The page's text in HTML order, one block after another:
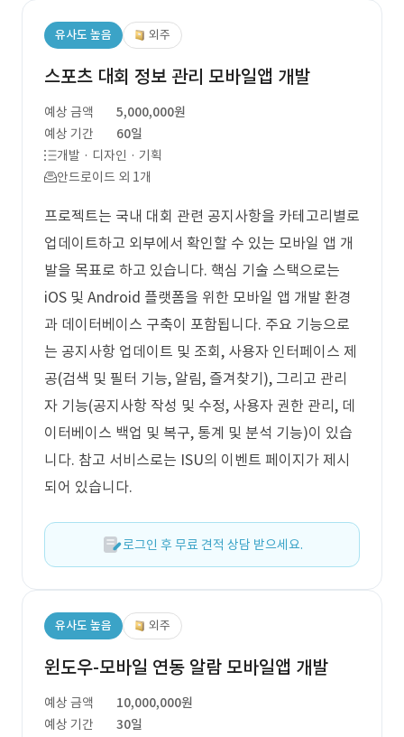
유사도 높음 외주
스포츠 대회 정보 관리 모바일앱 개발
예상 금액
5,000,000원
예상 기간
60일
개발 · 디자인 · 기획
안드로이드 외 1개
프로젝트는 국내 대회 관련 공지사항을 카테고리별로
업데이트하고 외부에서 확인할 수 있는 모바일 앱 개
발을 목표로 하고 있습니다. 핵심 기술 스택으로는
iOS 및 Android 플랫폼을 위한 모바일 앱 개발 환경
과 데이터베이스 구축이 포함됩니다. 주요 기능으로
는 공지사항 업데이트 및 조회, 사용자 인터페이스 제
공(검색 및 필터 기능, 알림, 즐겨찾기), 그리고 관리
자 기능(공지사항 작성 및 수정, 사용자 권한 관리, 데
이터베이스 백업 및 복구, 통계 및 분석 기능)이 있습
니다. 참고 서비스로는 ISU의 이벤트 페이지가 제시
되어 있습니다.
로그인 후 무료 견적 상담 받으세요.
유사도 높음 외주
윈도우-모바일 연동 알람 모바일앱 개발
예상 금액
10,000,000원
예상 기간
30일